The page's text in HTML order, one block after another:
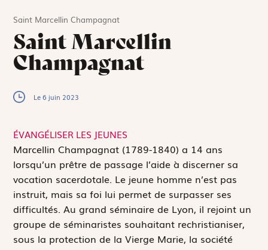
Saint Marcellin Champagnat
Saint Marcellin
Champagnat
Le 6 juin 2023
ÉVANGÉLISER LES JEUNES
Marcellin Champagnat (1789-1840) a 14 ans
lorsqu’un prêtre de passage l’aide à discerner sa
vocation sacerdotale. Le jeune homme n’est pas
instruit, mais sa foi lui permet de surpasser ses
difficultés. Au grand séminaire de Lyon, il rejoint un
groupe de séminaristes souhaitant rechristianiser,
sous la protection de la Vierge Marie, la société